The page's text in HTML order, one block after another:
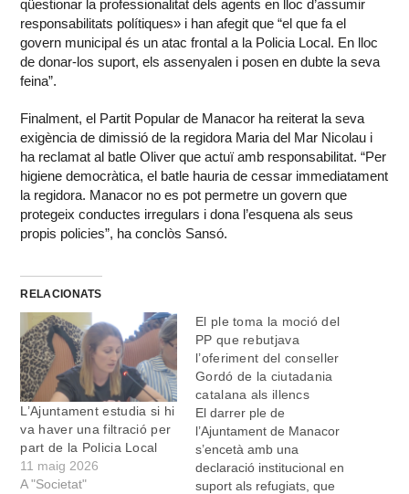
qüestionar la professionalitat dels agents en lloc d’assumir
responsabilitats polítiques» i han afegit que “el que fa el
govern municipal és un atac frontal a la Policia Local. En lloc
de donar-los suport, els assenyalen i posen en dubte la seva
feina”.
Finalment, el Partit Popular de Manacor ha reiterat la seva
exigència de dimissió de la regidora Maria del Mar Nicolau i
ha reclamat al batle Oliver que actuï amb responsabilitat. “Per
higiene democràtica, el batle hauria de cessar immediatament
la regidora. Manacor no es pot permetre un govern que
protegeix conductes irregulars i dona l’esquena als seus
propis policies”, ha conclòs Sansó.
RELACIONATS
L’Ajuntament estudia si hi
va haver una filtració per
part de la Policia Local
11 maig 2026
A "Societat"
El ple toma la moció del
PP que rebutjava
l’oferiment del conseller
Gordó de la ciutadania
catalana als illencs
El darrer ple de
l’Ajuntament de Manacor
s’encetà amb una
declaració institucional en
suport als refugiats, que